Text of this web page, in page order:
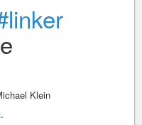
Klein
.